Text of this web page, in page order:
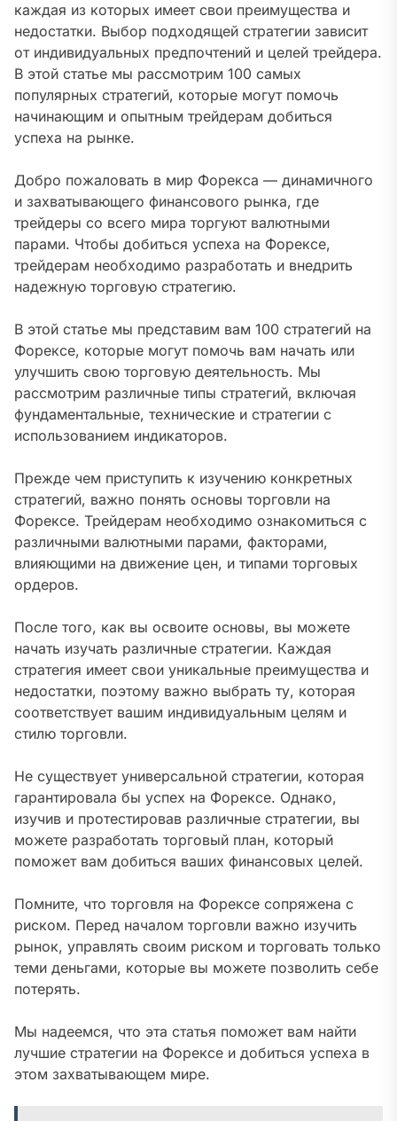
каждая из которых имеет свои преимущества и
недостатки. Выбор подходящей стратегии зависит
от индивидуальных предпочтений и целей трейдера.
В этой статье мы рассмотрим 100 самых
популярных стратегий, которые могут помочь
начинающим и опытным трейдерам добиться
успеха на рынке.
Добро пожаловать в мир Форекса — динамичного
и захватывающего финансового рынка, где
трейдеры со всего мира торгуют валютными
парами. Чтобы добиться успеха на Форексе,
трейдерам необходимо разработать и внедрить
надежную торговую стратегию.
В этой статье мы представим вам 100 стратегий на
Форексе, которые могут помочь вам начать или
улучшить свою торговую деятельность. Мы
рассмотрим различные типы стратегий, включая
фундаментальные, технические и стратегии с
использованием индикаторов.
Прежде чем приступить к изучению конкретных
стратегий, важно понять основы торговли на
Форексе. Трейдерам необходимо ознакомиться с
различными валютными парами, факторами,
влияющими на движение цен, и типами торговых
ордеров.
После того, как вы освоите основы, вы можете
начать изучать различные стратегии. Каждая
стратегия имеет свои уникальные преимущества и
недостатки, поэтому важно выбрать ту, которая
соответствует вашим индивидуальным целям и
стилю торговли.
Не существует универсальной стратегии, которая
гарантировала бы успех на Форексе. Однако,
изучив и протестировав различные стратегии, вы
можете разработать торговый план, который
поможет вам добиться ваших финансовых целей.
Помните, что торговля на Форексе сопряжена с
риском. Перед началом торговли важно изучить
рынок, управлять своим риском и торговать только
теми деньгами, которые вы можете позволить себе
потерять.
Мы надеемся, что эта статья поможет вам найти
лучшие стратегии на Форексе и добиться успеха в
этом захватывающем мире.